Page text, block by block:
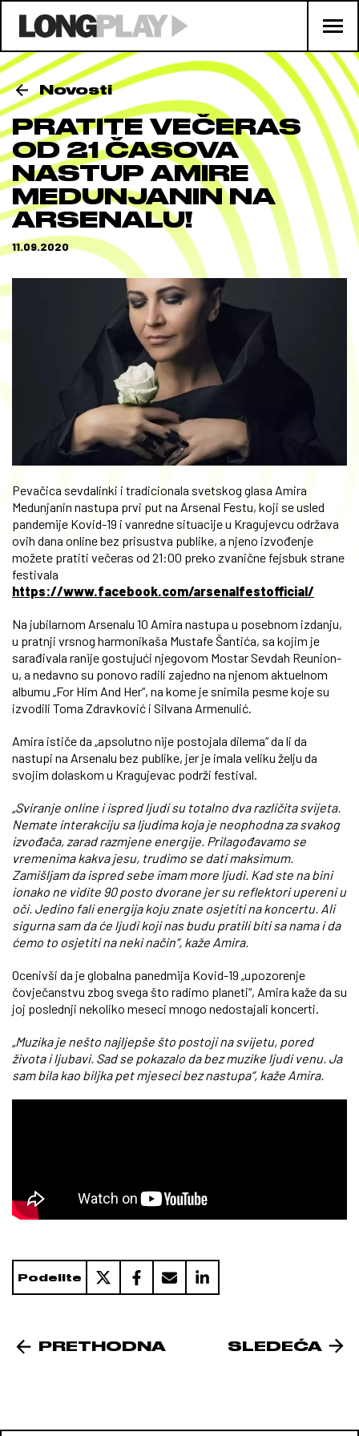
Novosti
PRATITE VEČERAS
OD 21 ČASOVA
NASTUP AMIRE
MEDUNJANIN NA
ARSENALU!
11.09.2020
Pevačica sevdalinki i tradicionala svetskog glasa Amira
Medunjanin nastupa prvi put na Arsenal Festu, koji se usled
pandemije Kovid-19 i vanredne situacije u Kragujevcu održava
ovih dana online bez prisustva publike, a njeno izvođenje
možete pratiti večeras od 21:00 preko zvanične fejsbuk strane
festivala
https://www.facebook.com/arsenalfestofficial/
Na jubilarnom Arsenalu 10 Amira nastupa u posebnom izdanju,
u pratnji vrsnog harmonikaša Mustafe Šantića, sa kojim je
sarađivala ranije gostujući njegovom Mostar Sevdah Reunion-
u, a nedavno su ponovo radili zajedno na njenom aktuelnom
albumu „For Him And Her“, na kome je snimila pesme koje su
izvodili Toma Zdravković i Silvana Armenulić.
Amira ističe da „apsolutno nije postojala dilema“ da li da
nastupi na Arsenalu bez publike, jer je imala veliku želju da
svojim dolaskom u Kragujevac podrži festival.
„Sviranje online i ispred ljudi su totalno dva različita svijeta.
Nemate interakciju sa ljudima koja je neophodna za svakog
izvođača, zarad razmjene energije. Prilagođavamo se
vremenima kakva jesu, trudimo se dati maksimum.
Zamišljam da ispred sebe imam more ljudi. Kad ste na bini
ionako ne vidite 90 posto dvorane jer su reflektori upereni u
oči. Jedino fali energija koju znate osjetiti na koncertu. Ali
sigurna sam da će ljudi koji nas budu pratili biti sa nama i da
ćemo to osjetiti na neki način“, kaže Amira.
Ocenivši da je globalna panedmija Kovid-19 „upozorenje
čovječanstvu zbog svega što radimo planeti“, Amira kaže da su
joj poslednji nekoliko meseci mnogo nedostajali koncerti.
„Muzika je nešto najljepše što postoji na svijetu, pored
života i ljubavi. Sad se pokazalo da bez muzike ljudi venu. Ja
sam bila kao biljka pet mjeseci bez nastupa“, kaže Amira.
Podelite
PRETHODNA SLEDEĆA